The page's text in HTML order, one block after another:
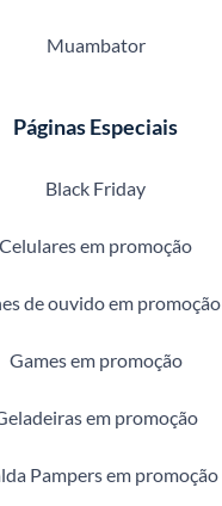
Muambator
Páginas Especiais
Black Friday
Celulares em promoção
de ouvido em promoção
Games em promoção
em promoção
Pampers em promoção